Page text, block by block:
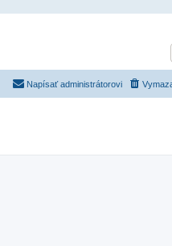
Napísať administrátorovi